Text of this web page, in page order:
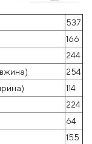
537
166
244
254
114
224
64
155